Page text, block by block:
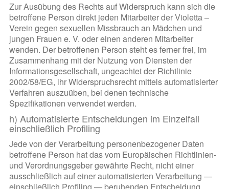
Zur Ausübung des Rechts auf Widerspruch kann sich die
betroffene Person direkt jeden Mitarbeiter der Violetta –
Verein gegen sexuellen Missbrauch an Mädchen und
jungen Frauen e. V. oder einen anderen Mitarbeiter
wenden. Der betroffenen Person steht es ferner frei, im
Zusammenhang mit der Nutzung von Diensten der
Informationsgesellschaft, ungeachtet der Richtlinie
2002/58/EG, ihr Widerspruchsrecht mittels automatisierter
Verfahren auszuüben, bei denen technische
Spezifikationen verwendet werden.
h) Automatisierte Entscheidungen im Einzelfall
einschließlich Profiling
Jede von der Verarbeitung personenbezogener Daten
betroffene Person hat das vom Europäischen Richtlinien-
und Verordnungsgeber gewährte Recht, nicht einer
ausschließlich auf einer automatisierten Verarbeitung —